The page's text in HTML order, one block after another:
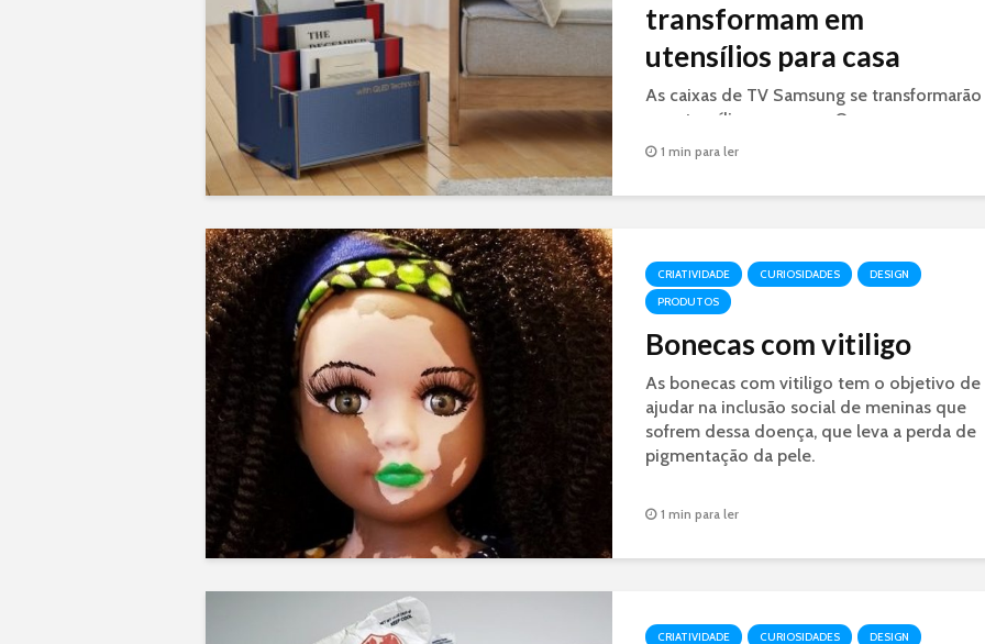
transformam em
utensílios para casa
As caixas de TV Samsung se transformarão
em utensílios para casa. O reuso e a
reciclagem criativa, permitirá criar com
1 min para ler
CRIATIVIDADE CURIOSIDADES
DESIGN
PRODUTOS
Bonecas com vitiligo
As bonecas com vitiligo tem o objetivo de
ajudar na inclusão social de meninas que
sofrem dessa doença, que leva a perda de
pigmentação da pele.
1 min para ler
CRIATIVIDADE CURIOSIDADES DESIGN